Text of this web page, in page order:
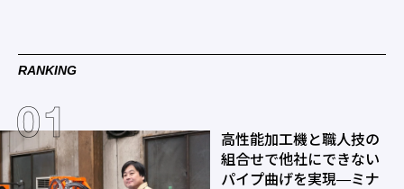
RANKING
高性能加工機と職人技の
組合せで他社にできない
パイプ曲げを実現―ミナ